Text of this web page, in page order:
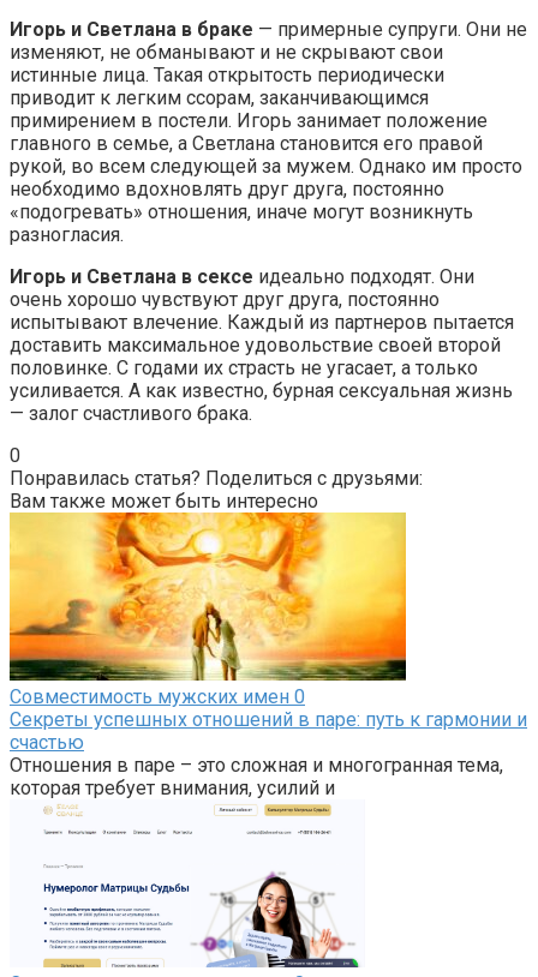
Игорь и Светлана в браке — примерные супруги. Они не
изменяют, не обманывают и не скрывают свои
истинные лица. Такая открытость периодически
приводит к легким ссорам, заканчивающимся
примирением в постели. Игорь занимает положение
главного в семье, а Светлана становится его правой
рукой, во всем следующей за мужем. Однако им просто
необходимо вдохновлять друг друга, постоянно
«подогревать» отношения, иначе могут возникнуть
разногласия.
Игорь и Светлана в сексе идеально подходят. Они
очень хорошо чувствуют друг друга, постоянно
испытывают влечение. Каждый из партнеров пытается
доставить максимальное удовольствие своей второй
половинке. С годами их страсть не угасает, а только
усиливается. А как известно, бурная сексуальная жизнь
— залог счастливого брака.
0
Понравилась статья? Поделиться с друзьями:
Вам также может быть интересно
Совместимость мужских имен 0
Секреты успешных отношений в паре: путь к гармонии и
счастью
Отношения в паре – это сложная и многогранная тема,
которая требует внимания, усилий и